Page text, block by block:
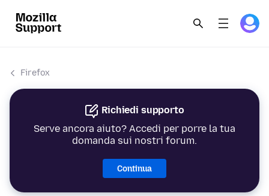
Firefox
Richiedi supporto
Serve ancora aiuto? Accedi per porre la tua
domanda sui nostri forum.
Continua